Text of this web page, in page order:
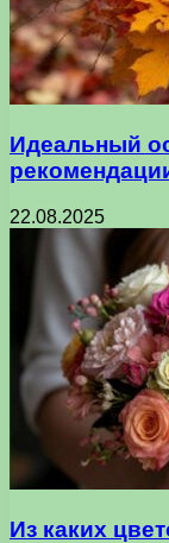
Идеальный
22.08.2025
Из каких